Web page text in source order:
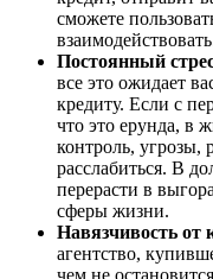
сможете
Постоянный
все это ожидает
кредиту. Если с
что это ерунда, в
контроль, угрозы,
расслабиться. В
перерасти в
сферы жизни.
Навязчивость от
агентство,